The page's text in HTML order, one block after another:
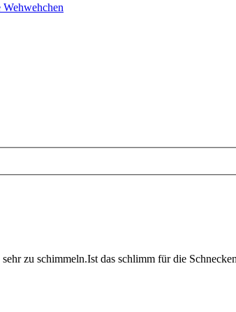
zu schimmeln.Ist das schlimm für die